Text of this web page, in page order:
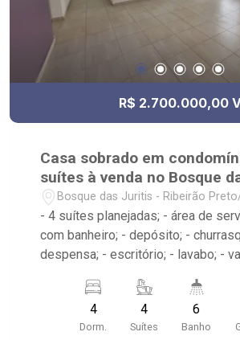
R$ 2.700.000,00
Casa sobrado em
suítes à venda no Bosque
Bosque das Juritis - Ribeirão
- 4 suítes planejadas; - área de
com banheiro; - depósito; -
despensa; - escritório; - lavabo; -
ambientes; - sala de estar; = sala
banheiros planejados com box e
Condomínio de alto padrão paralelo
4
Dorm.
4
Suítes
6
Banho